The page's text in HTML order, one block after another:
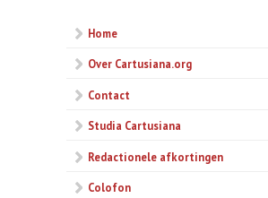
Home
Over Cartusiana.org
Contact
Studia Cartusiana
Redactionele afkortingen
Colofon